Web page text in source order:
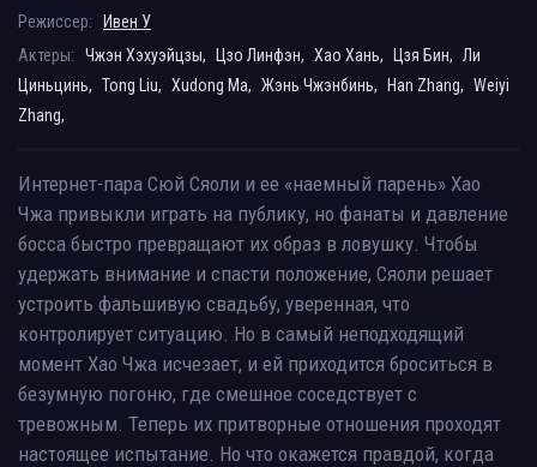
Режиссер:
Ивен У
Актеры:
Чжэн Хэхуэйцзы, Цзо Линфэн, Хао Хань, Цзя Бин, Ли
Циньцинь, Tong Liu, Xudong Ma, Жэнь Чжэнбинь, Han Zhang, Weiyi
Zhang,
Интернет-пара Сюй Сяоли и ее «наемный парень» Хао
Чжа привыкли играть на публику, но фанаты и давление
босса быстро превращают их образ в ловушку. Чтобы
удержать внимание и спасти положение, Сяоли решает
устроить фальшивую свадьбу, уверенная, что
контролирует ситуацию. Но в самый неподходящий
момент Хао Чжа исчезает, и ей приходится броситься в
безумную погоню, где смешное соседствует с
тревожным. Теперь их притворные отношения проходят
настоящее испытание. Но что окажется правдой, когда